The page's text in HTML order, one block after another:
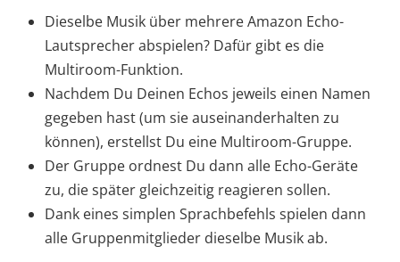
Dieselbe Musik über mehrere Amazon Echo-
Lautsprecher abspielen? Dafür gibt es die
Multiroom-Funktion.
Nachdem Du Deinen Echos jeweils einen Namen
gegeben hast (um sie auseinanderhalten zu
können), erstellst Du eine Multiroom-Gruppe.
Der Gruppe ordnest Du dann alle Echo-Geräte
zu, die später gleichzeitig reagieren sollen.
Dank eines simplen Sprachbefehls spielen dann
alle Gruppenmitglieder dieselbe Musik ab.